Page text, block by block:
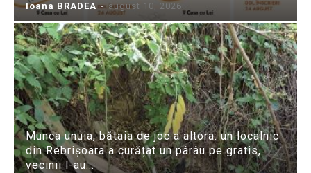
Ioana BRADEA - august 10, 2026
Munca unuia, bătaia de joc a altora: un localnic
din Rebrișoara a curățat un pârâu pe gratis,
vecinii l-au...